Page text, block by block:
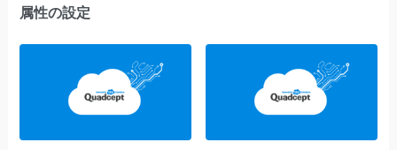
属性の設定